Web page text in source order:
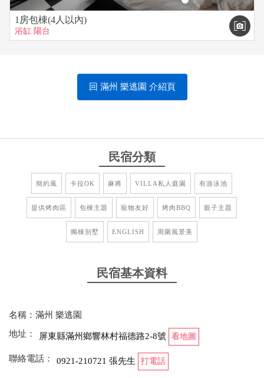
1房包棟(4人以內)
浴缸 陽台
回 滿州 樂逃園 介紹頁
民宿分類
簡約風 卡拉OK 麻將 VILLA私人庭園 有游泳池
提供烤肉區 包棟主題 寵物友好 烤肉BBQ 親子主題
獨棟別墅 ENGLISH 周圍風景美
民宿基本資料
名稱：滿州 樂逃園
地址：
屏東縣滿州鄉響林村福德路2-8號 看地圖
聯絡電話： 0921-210721 張先生 打電話